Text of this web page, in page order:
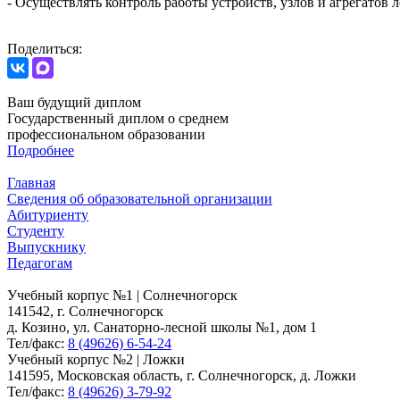
Поделиться:
Ваш будущий диплом
Государственный диплом о среднем
профессиональном образовании
Подробнее
Главная
Сведения об образовательной организации
Абитуриенту
Студенту
Выпускнику
Педагогам
Учебный корпус №1 | Солнечногорск
141542, г. Солнечногорск
д. Козино, ул. Санаторно-лесной школы №1, дом 1
Тел/факс: 8 (49626) 6-54-24
Учебный корпус №2 | Ложки
141595, Московская область, г. Солнечногорск, д. Ложки
Тел/факс: 8 (49626) 3-79-92